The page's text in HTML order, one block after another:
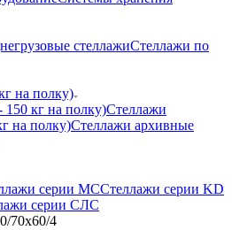
стеллажиСтеллажи по
на полку)
кг на полку)Стеллажи
на полку)Стеллажи архивные
серии МССтеллажи серии KD
серии СЛС
70х60/4